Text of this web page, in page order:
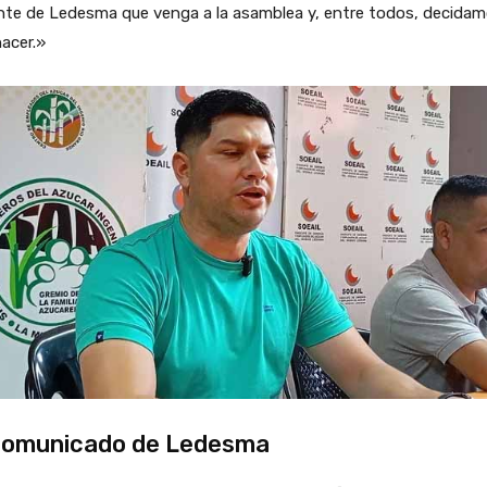
de Ledesma que venga a la asamblea y, entre todos,
de Ledesma